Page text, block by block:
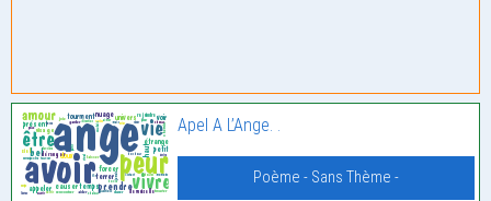
Apel A L’Ange. .
Poème - Sans Thème -